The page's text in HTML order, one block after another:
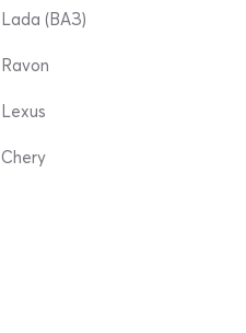
Lada (ВАЗ)
Ravon
Lexus
Chery